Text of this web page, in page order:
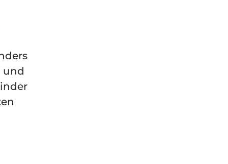
und